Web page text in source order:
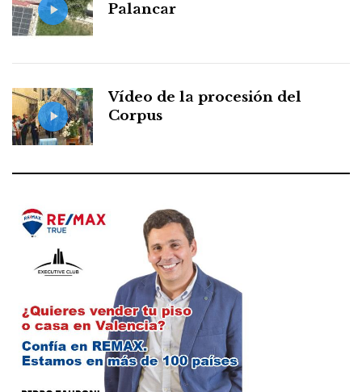
Palancar
Vídeo de la procesión del
Corpus